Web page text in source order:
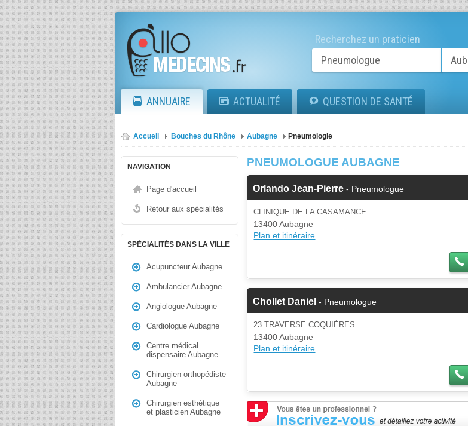
Recherchez un praticien
ANNUAIRE ACTUALITÉ QUESTION DE SANTÉ
Accueil Bouches du Rhône Aubagne Pneumologie
NAVIGATION
Page d'accueil
Retour aux spécialités
SPÉCIALITÉS DANS LA VILLE
Acupuncteur Aubagne
Ambulancier Aubagne
Angiologue Aubagne
Cardiologue Aubagne
Centre médical
dispensaire Aubagne
Chirurgien orthopédiste
Aubagne
Chirurgien esthétique
et plasticien Aubagne
PNEUMOLOGUE AUBAGNE
Orlando Jean-Pierre - Pneumologue
CLINIQUE DE LA CASAMANCE
13400 Aubagne
Plan et itinéraire
Chollet Daniel - Pneumologue
23 TRAVERSE COQUIÈRES
13400 Aubagne
Plan et itinéraire